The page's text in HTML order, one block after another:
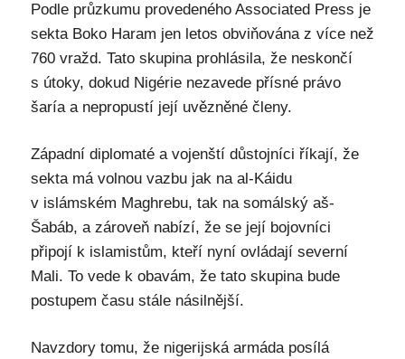
Podle průzkumu provedeného Associated Press je
sekta Boko Haram jen letos obviňována z více než
760 vražd. Tato skupina prohlásila, že neskončí
s útoky, dokud Nigérie nezavede přísné právo
šaría a nepropustí její uvězněné členy.
Západní diplomaté a vojenští důstojníci říkají, že
sekta má volnou vazbu jak na al-Káidu
v islámském Maghrebu, tak na somálský aš-
Šabáb, a zároveň nabízí, že se její bojovníci
připojí k islamistům, kteří nyní ovládají severní
Mali. To vede k obavám, že tato skupina bude
postupem času stále násilnější.
Navzdory tomu, že nigerijská armáda posílá